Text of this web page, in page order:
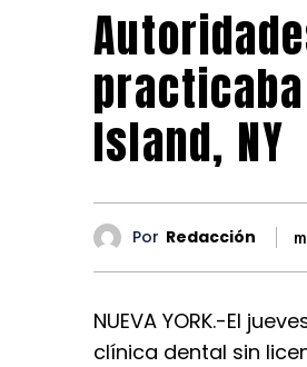
Island, NY
Por Redacción
NUEVA YORK.-El
clínica dental sin